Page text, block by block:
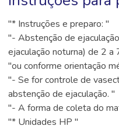
"* Instruções e preparo: "
"- Abstenção de
ejaculação noturna) de 2 a
"ou conforme orientação
"- Se for controle de
abstenção de ejaculação. "
"- A forma de coleta do
"* Unidades HP "